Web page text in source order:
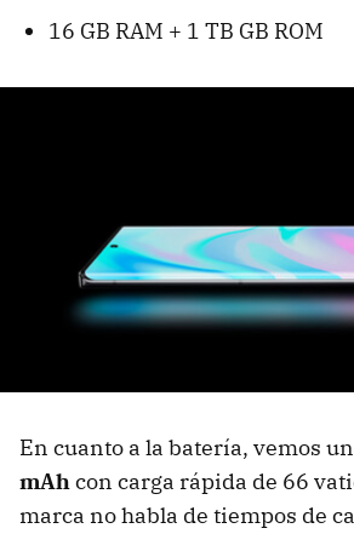
16 GB RAM + 1 TB GB ROM
En cuanto a la batería, vemos
mAhcon carga rápida de 66
marca no habla de tiempos de